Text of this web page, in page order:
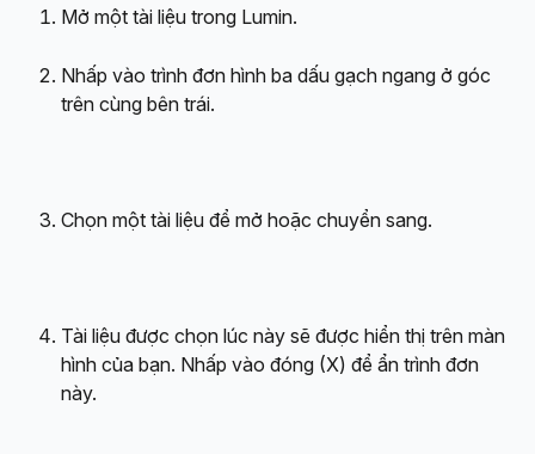
Mở một tài liệu trong Lumin.
Nhấp vào trình đơn hình ba dấu gạch ngang ở góc
trên cùng bên trái.
Chọn một tài liệu để mở hoặc chuyển sang.
Tài liệu được chọn lúc này sẽ được hiển thị trên màn
hình của bạn. Nhấp vào đóng (X) để ẩn trình đơn
này.